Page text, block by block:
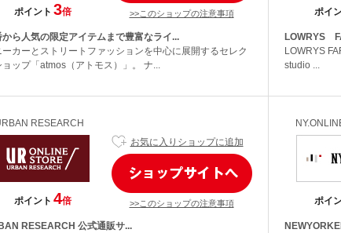
ポイント 3倍 >>このショップの注意事項
から人気の限定アイテムまで豊富なライ...
ーカーとストリートファッションを中心に展開するセレク
ョップ「atmos（アトモス）」。 ナ...
ポイ
LOWRYS
LOWRYS
studio ...
RESEARCH
ポイント 4倍
お気に入りショップに追加
>>このショップの注意事項
RESEARCH 公式通販サ...
ポイ